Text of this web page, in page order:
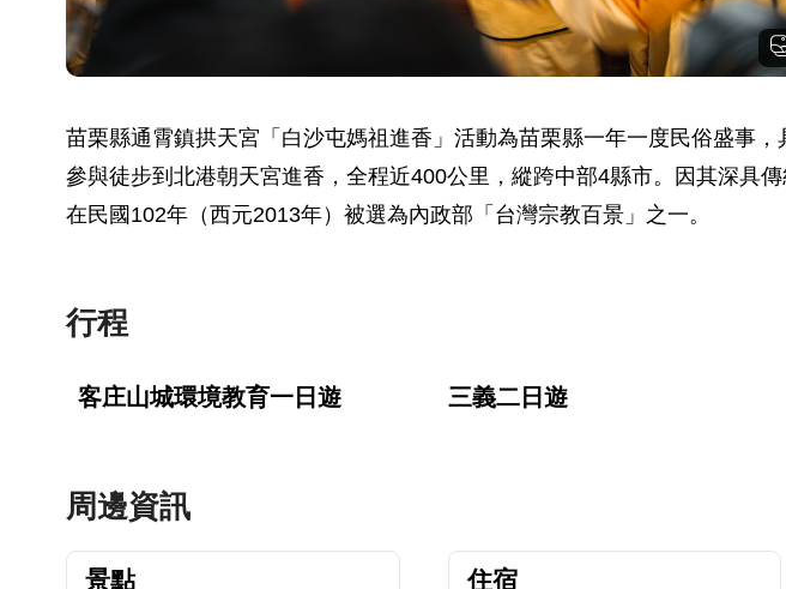
苗栗縣通霄鎮拱天宮「白沙屯媽祖進香」活動為苗栗縣一年一度民俗盛事
參與徒步到北港朝天宮進香，全程近400公里，縱跨中部4縣市。因其深具
在民國102年（西元2013年）被選為內政部「台灣宗教百景」之一。
行程
客庄山城環境教育一日遊 三義二日遊
周邊資訊
景點 住宿